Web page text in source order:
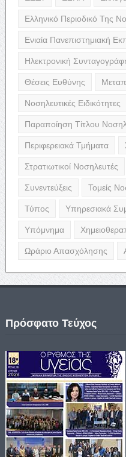
Ελληνικό Περιοδικό Της
Ενιαία Πανεπιστημιακή
Ηλεκτρονική
Θέσεις Ευθύνης
Νοσηλευτικές Ειδικότητες
Παραποίηση Τίτλου
Περιφερειακά Τμήματα
Στρατιωτικοί Νοσηλευτές
Συνεντεύξεις Τομείς
Τύπος Υπηρεσιακά
Υπόμνημα
Ωράριο Απασχόλησης
Πρόσφατο Τεύχος